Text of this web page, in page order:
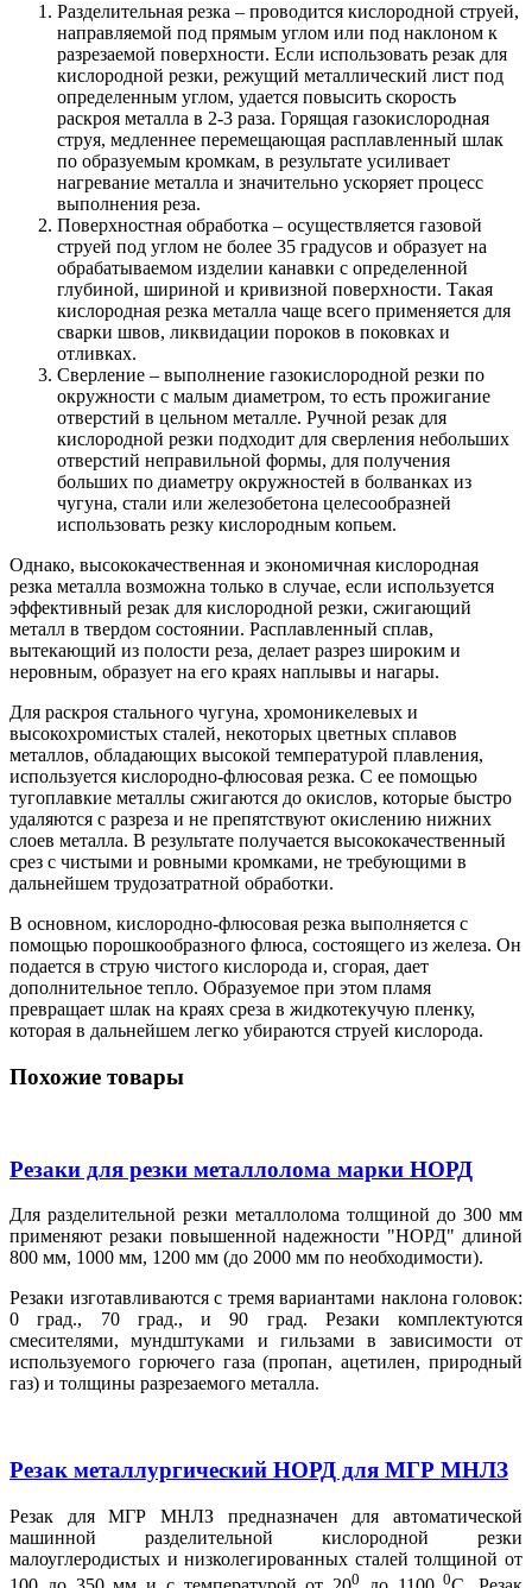
Разделительная резка – проводится кислородной струей,
направляемой под прямым углом или под наклоном к
разрезаемой поверхности. Если использовать резак для
кислородной резки, режущий металлический лист под
определенным углом, удается повысить скорость
раскроя металла в 2-3 раза. Горящая газокислородная
струя, медленнее перемещающая расплавленный шлак
по образуемым кромкам, в результате усиливает
нагревание металла и значительно ускоряет процесс
выполнения реза.
Поверхностная обработка – осуществляется газовой
струей под углом не более 35 градусов и образует на
обрабатываемом изделии канавки с определенной
глубиной, шириной и кривизной поверхности. Такая
кислородная резка металла чаще всего применяется для
сварки швов, ликвидации пороков в поковках и
отливках.
Сверление – выполнение газокислородной резки по
окружности с малым диаметром, то есть прожигание
отверстий в цельном металле. Ручной резак для
кислородной резки подходит для сверления небольших
отверстий неправильной формы, для получения
больших по диаметру окружностей в болванках из
чугуна, стали или железобетона целесообразней
использовать резку кислородным копьем.
Однако, высококачественная и экономичная кислородная
резка металла возможна только в случае, если используется
эффективный резак для кислородной резки, сжигающий
металл в твердом состоянии. Расплавленный сплав,
вытекающий из полости реза, делает разрез широким и
неровным, образует на его краях наплывы и нагары.
Для раскроя стального чугуна, хромоникелевых и
высокохромистых сталей, некоторых цветных сплавов
металлов, обладающих высокой температурой плавления,
используется кислородно-флюсовая резка. С ее помощью
тугоплавкие металлы сжигаются до окислов, которые быстро
удаляются с разреза и не препятствуют окислению нижних
слоев металла. В результате получается высококачественный
срез с чистыми и ровными кромками, не требующими в
дальнейшем трудозатратной обработки.
В основном, кислородно-флюсовая резка выполняется с
помощью порошкообразного флюса, состоящего из железа. Он
подается в струю чистого кислорода и, сгорая, дает
дополнительное тепло. Образуемое при этом пламя
превращает шлак на краях среза в жидкотекучую пленку,
которая в дальнейшем легко убираются струей кислорода.
Похожие товары
Резаки для резки металлолома марки НОРД
Для разделительной резки металлолома толщиной до 300 мм
применяют резаки повышенной надежности "НОРД" длиной
800 мм, 1000 мм, 1200 мм (до 2000 мм по необходимости).
Резаки изготавливаются с тремя вариантами наклона головок:
0 град., 70 град., и 90 град. Резаки комплектуются
смесителями, мундштуками и гильзами в зависимости от
используемого горючего газа (пропан, ацетилен, природный
газ) и толщины разрезаемого металла.
Резак металлургический НОРД для МГР МНЛЗ
Резак для МГР МНЛЗ предназначен для автоматической
машинной разделительной кислородной резки
малоуглеродистых и низколегированных сталей толщиной от
0 0